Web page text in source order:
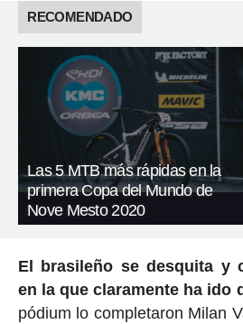
RECOMENDADO
Las 5 MTB más rápidas en la
primera Copa del Mundo de
Nove Mesto 2020
El brasileño se desquita y
en la que claramente ha ido
pódium lo completaron Milan